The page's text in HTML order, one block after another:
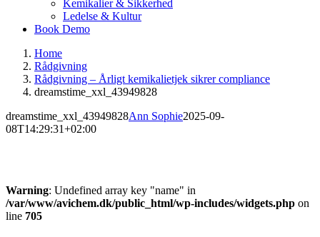
Kemikalier & Sikkerhed
Ledelse & Kultur
Book Demo
Home
Rådgivning
Rådgivning – Årligt kemikalietjek sikrer compliance
dreamstime_xxl_43949828
dreamstime_xxl_43949828Ann Sophie2025-09-
08T14:29:31+02:00
Warning: Undefined array key "name" in
/var/www/avichem.dk/public_html/wp-includes/widgets.php on
line 705